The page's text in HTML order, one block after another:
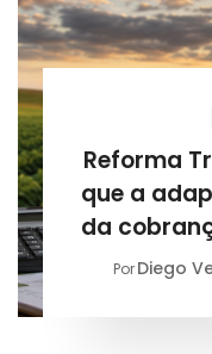
Reforma
que a
da
PorDiego